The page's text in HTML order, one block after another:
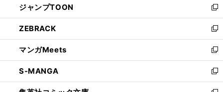
く
で
開
く
ド
ウ
で
開
く
ィ
ン
ド
ウ
で
開
く
い
ウ
ィ
ン
ド
ウ
で
開
ジャンプTOON
新
し
い
ウ
ィ
ン
ド
ウ
ZEBRACK
新
し
い
ウ
ィ
ン
マンガMeets
新
し
い
ウ
S-MANGA
新
し